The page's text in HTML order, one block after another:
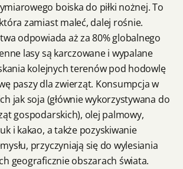
boiska do piłki nożnej. To
zamiast maleć, dalej rośnie.
odpowiada aż za 80% globalnego
lasy są karczowane i wypalane
kolejnych terenów pod hodowlę
paszy dla zwierząt. Konsumpcja w
jak soja (głównie wykorzystywana do
gospodarskich), olej palmowy,
i kakao, a także pozyskiwanie
przyczyniają się do wylesiania
geograficznie obszarach świata.